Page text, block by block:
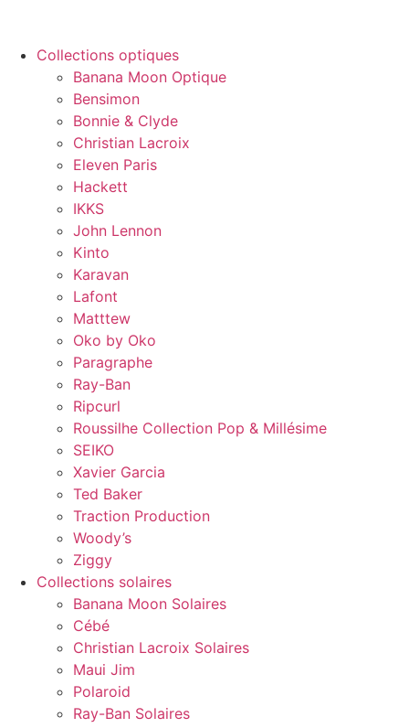
Collections optiques
Banana Moon Optique
Bensimon
Bonnie & Clyde
Christian Lacroix
Eleven Paris
Hackett
IKKS
John Lennon
Kinto
Karavan
Lafont
Matttew
Oko by Oko
Paragraphe
Ray-Ban
Ripcurl
Roussilhe Collection Pop & Millésime
SEIKO
Xavier Garcia
Ted Baker
Traction Production
Woody’s
Ziggy
Collections solaires
Banana Moon Solaires
Cébé
Christian Lacroix Solaires
Maui Jim
Polaroid
Ray-Ban Solaires